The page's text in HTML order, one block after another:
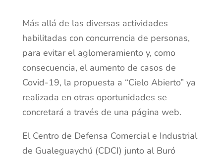
Más allá de las diversas actividades
habilitadas con concurrencia de personas,
para evitar el aglomeramiento y, como
consecuencia, el aumento de casos de
Covid-19, la propuesta a “Cielo Abierto” ya
realizada en otras oportunidades se
concretará a través de una página web.
El Centro de Defensa Comercial e Industrial
de Gualeguaychú (CDCI) junto al Buró